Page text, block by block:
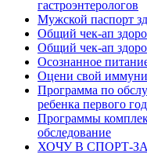
гастроэнтерологов
Мужской паспорт
Общий чек-ап
Общий чек-ап
Осознанное
Оцени свой
Программа по
ребенка первого
Программы
обследование
ХОЧУ В CПОРТ-